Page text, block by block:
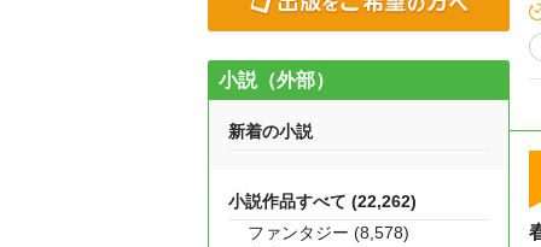
小説（外部）
新着の小説
小説作品すべて (22,262)
ファンタジー (8,578)